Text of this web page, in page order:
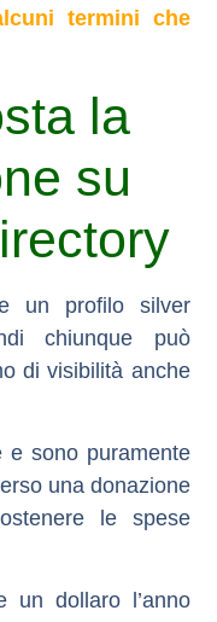
termini che
la
su
un profilo silver
chiunque può
di visibilità anche
sono puramente
una donazione
le spese
un dollaro l’anno